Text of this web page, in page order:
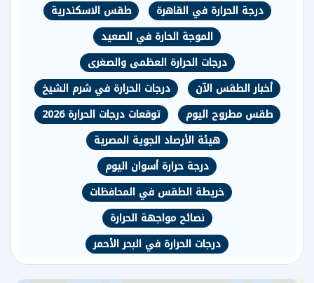
درجة الحرارة في القاهرة
طقس الاسكندرية
الموجة الحارة في الصعيد
درجات الحرارة العظمى والصغرى
أخبار الطقس الآن
درجات الحرارة في شرم الشيخ
طقس مطروح اليوم
توقعات درجات الحرارة 2026
هيئة الأرصاد الجوية المصرية
درجة حرارة أسوان اليوم
خريطة الطقس في المحافظات
نصائح مواجهة الحرارة
درجات الحرارة في البحر الأحمر